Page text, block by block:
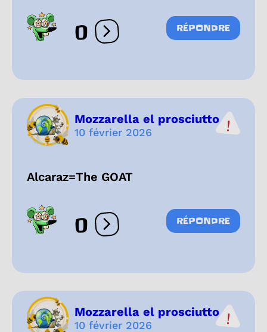
0 Ouvrir les réactions
RÉPONDRE
Mozzarella el prosciutto
10 février 2026
Alcaraz=The GOAT
0 Ouvrir les réactions
RÉPONDRE
Mozzarella el prosciutto
10 février 2026